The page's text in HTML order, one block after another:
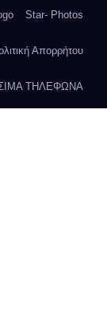
Star- Photos
Απορρήτου
ΤΗΛΕΦΩΝΑ